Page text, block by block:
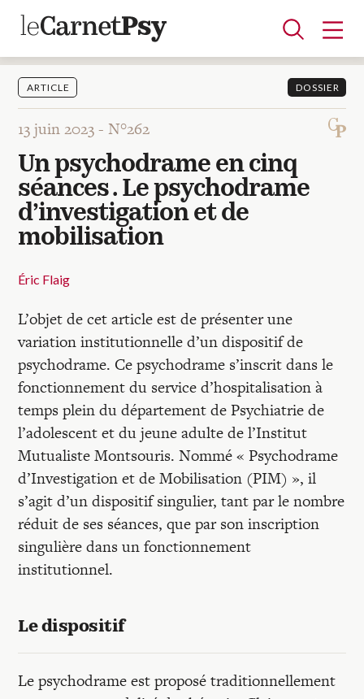
Articles
A la une
Adolescence
Dispositif
Enfance
Périnatalité
Psychanalyse
Psychopathologie
Soin
Dossiers
Auteurs
Blocs-notes
Recherches
Entretiens
Revues
Colloque
Mon compte
ARTICLE DOSSIER
13 juin 2023 -N°262
Un psychodrame en cinq
séances . Le psychodrame
d’investigation et de
mobilisation
Éric Flaig
L’objet de cet article est de présenter une
variation institutionnelle d’un dispositif de
psychodrame. Ce psychodrame s’inscrit dans le
fonctionnement du service d’hospitalisation à
temps plein du département de Psychiatrie de
l’adolescent et du jeune adulte de l’Institut
Mutualiste Montsouris. Nommé « Psychodrame
d’Investigation et de Mobilisation (PIM) », il
s’agit d’un dispositif singulier, tant par le nombre
réduit de ses séances, que par son inscription
singulière dans un fonctionnement
institutionnel.
Le dispositif
Le psychodrame est proposé traditionnellement